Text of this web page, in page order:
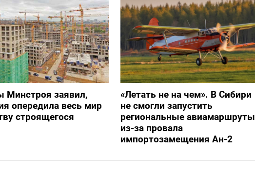
Минстроя заявил,
опередила весь мир
строящегося
«Летать не на чем». В Сибири
не смогли запустить
региональные авиамаршруты
из-за провала
импортозамещения Ан-2